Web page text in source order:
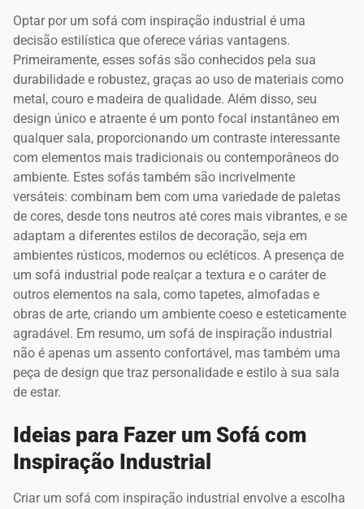
Optar por um sofá com inspiração industrial é uma
decisão estilística que oferece várias vantagens.
Primeiramente, esses sofás são conhecidos pela sua
durabilidade e robustez, graças ao uso de materiais como
metal, couro e madeira de qualidade. Além disso, seu
design único e atraente é um ponto focal instantâneo em
qualquer sala, proporcionando um contraste interessante
com elementos mais tradicionais ou contemporâneos do
ambiente. Estes sofás também são incrivelmente
versáteis: combinam bem com uma variedade de paletas
de cores, desde tons neutros até cores mais vibrantes, e se
adaptam a diferentes estilos de decoração, seja em
ambientes rústicos, modernos ou ecléticos. A presença de
um sofá industrial pode realçar a textura e o caráter de
outros elementos na sala, como tapetes, almofadas e
obras de arte, criando um ambiente coeso e esteticamente
agradável. Em resumo, um sofá de inspiração industrial
não é apenas um assento confortável, mas também uma
peça de design que traz personalidade e estilo à sua sala
de estar.
Ideias para Fazer um Sofá com
Inspiração Industrial
Criar um sofá com inspiração industrial envolve a escolha